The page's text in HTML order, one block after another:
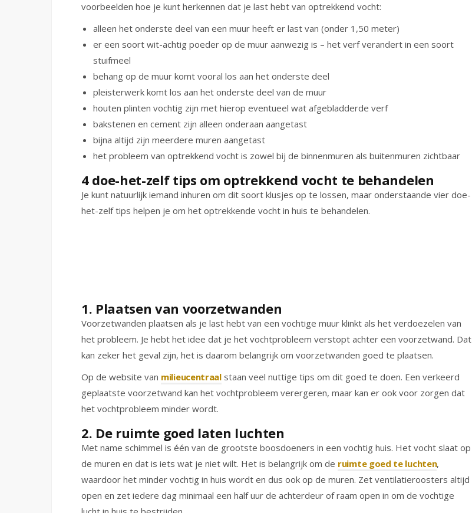
voorbeelden hoe je kunt herkennen dat je last hebt van optrekkend vocht:
alleen het onderste deel van een muur heeft er last van (onder 1,50 meter)
er een soort wit-achtig poeder op de muur aanwezig is – het verf verandert in een soort
stuifmeel
behang op de muur komt vooral los aan het onderste deel
pleisterwerk komt los aan het onderste deel van de muur
houten plinten vochtig zijn met hierop eventueel wat afgebladderde verf
bakstenen en cement zijn alleen onderaan aangetast
bijna altijd zijn meerdere muren aangetast
het probleem van optrekkend vocht is zowel bij de binnenmuren als buitenmuren zichtbaar
4 doe-het-zelf tips om optrekkend vocht te behandelen
Je kunt natuurlijk iemand inhuren om dit soort klusjes op te lossen, maar onderstaande vier doe-
het-zelf tips helpen je om het optrekkende vocht in huis te behandelen.
1. Plaatsen van voorzetwanden
Voorzetwanden plaatsen als je last hebt van een vochtige muur klinkt als het verdoezelen van
het probleem. Je hebt het idee dat je het vochtprobleem verstopt achter een voorzetwand. Dat
kan zeker het geval zijn, het is daarom belangrijk om voorzetwanden goed te plaatsen.
Op de website van milieucentraalstaan veel nuttige tips om dit goed te doen. Een verkeerd
geplaatste voorzetwand kan het vochtprobleem verergeren, maar kan er ook voor zorgen dat
het vochtprobleem minder wordt.
2. De ruimte goed laten luchten
Met name schimmel is één van de grootste boosdoeners in een vochtig huis. Het vocht slaat op
de muren en dat is iets wat je niet wilt. Het is belangrijk om de ruimte goed te luchten,
waardoor het minder vochtig in huis wordt en dus ook op de muren. Zet ventilatieroosters altijd
open en zet iedere dag minimaal een half uur de achterdeur of raam open in om de vochtige